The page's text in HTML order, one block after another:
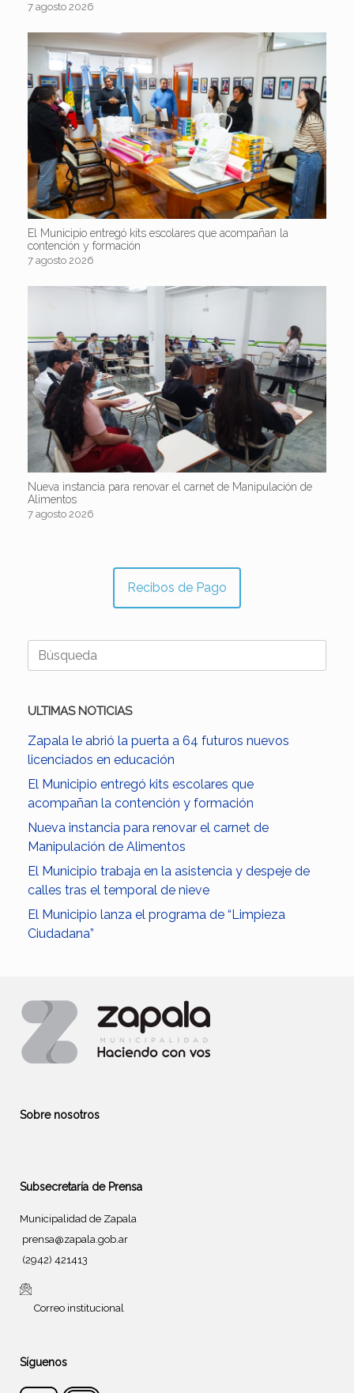
7 agosto 2026
El Municipio entregó kits escolares que acompañan la
contención y formación
7 agosto 2026
Nueva instancia para renovar el carnet de Manipulación de
Alimentos
7 agosto 2026
Recibos de Pago
Buscar:
ULTIMAS NOTICIAS
Zapala le abrió la puerta a 64 futuros nuevos
licenciados en educación
El Municipio entregó kits escolares que
acompañan la contención y formación
Nueva instancia para renovar el carnet de
Manipulación de Alimentos
El Municipio trabaja en la asistencia y despeje de
calles tras el temporal de nieve
El Municipio lanza el programa de “Limpieza
Ciudadana”
Sobre nosotros
Subsecretaría de Prensa
Municipalidad de Zapala
prensa@zapala.gob.ar
(2942) 421413
Correo institucional
Síguenos